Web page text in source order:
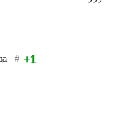
# +1